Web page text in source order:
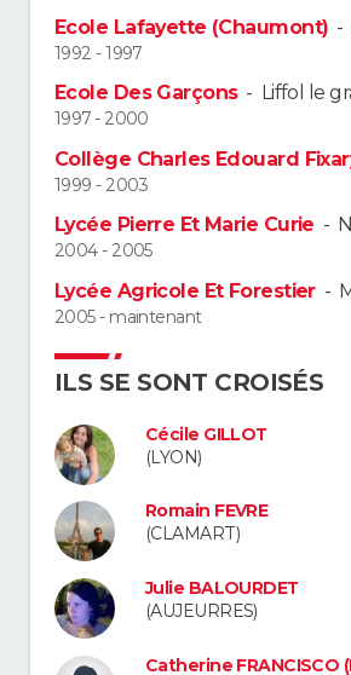
Ecole Lafayette (Chaumont) -
1992 - 1997
Ecole Des Garçons- Liffol le
1997 - 2000
Collège Charles Edouard
1999 - 2003
Lycée Pierre Et Marie Curie -
2004 - 2005
Lycée Agricole Et Forestier-
2005 - maintenant
ILS SE SONT CROISÉS
Cécile GILLOT
(LYON)
Romain FEVRE
(CLAMART)
Julie BALOURDET
(AUJEURRES)
Catherine FRANCISCO